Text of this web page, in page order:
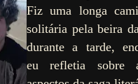
Fiz uma longa
solitária pela beira
durante a tarde,
eu refletia sobre